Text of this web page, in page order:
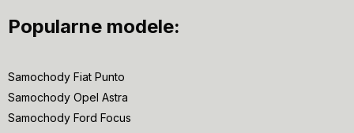
Popularne modele:
Samochody Fiat Punto
Samochody Opel Astra
Samochody Ford Focus